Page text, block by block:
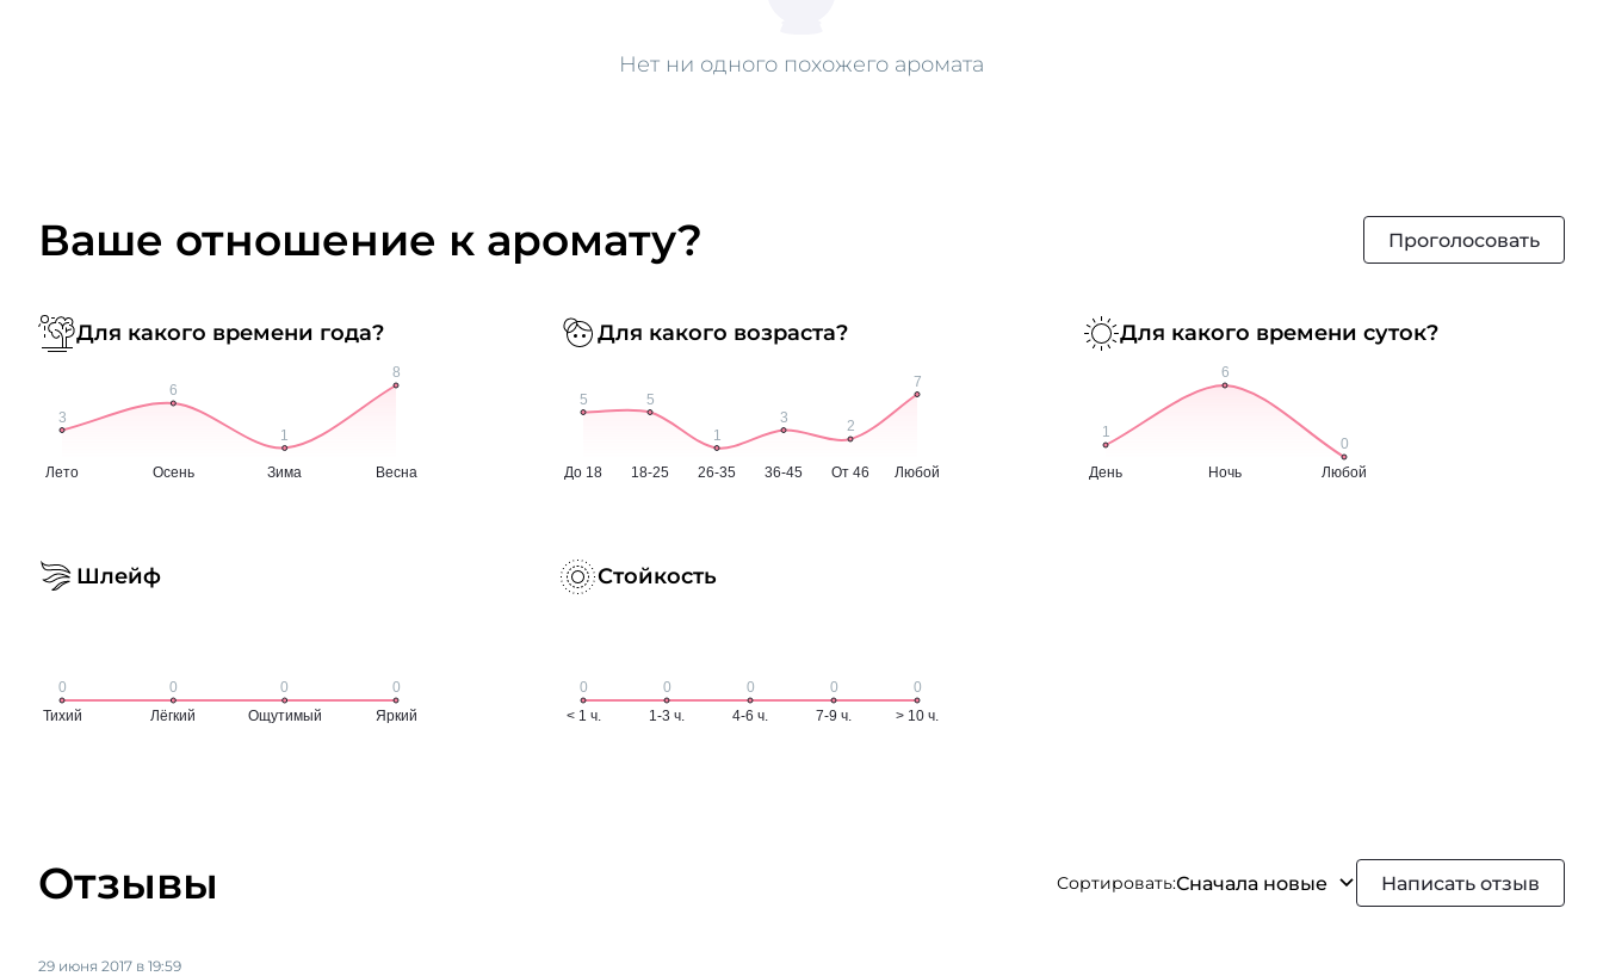
Нет ни одного похожего аромата
Ваше отношение к аромату? Проголосовать
Для какого времени года? Для какого возраста? Для какого времени суток?
Шлейф Стойкость
Отзывы Сортировать:Сначала новые Написать отзыв
29 июня 2017 в 19:59